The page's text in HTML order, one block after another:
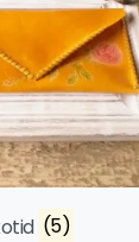
(5)